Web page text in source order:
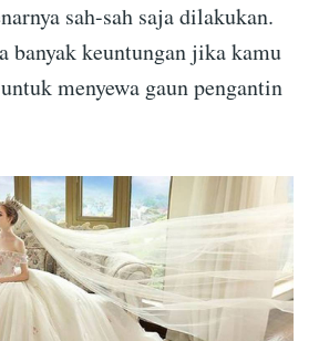
sah-sah saja dilakukan.
banyak keuntungan jika kamu
menyewa gaun pengantin